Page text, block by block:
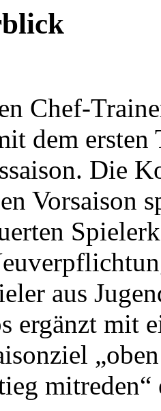
Chef-
dem
Die
Vorsaison
aus
ergänzt mit
mitreden“